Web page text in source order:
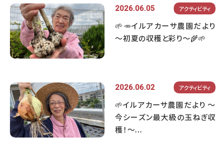
2026.06.05 アクティビティ
🌱🥕イルアカーサ農園だより
～初夏の収穫と彩り～🌾🌱
2026.06.02 アクティビティ
🌱イルアカーサ農園だより ～
今シーズン最大級の玉ねぎ収
穫！～...